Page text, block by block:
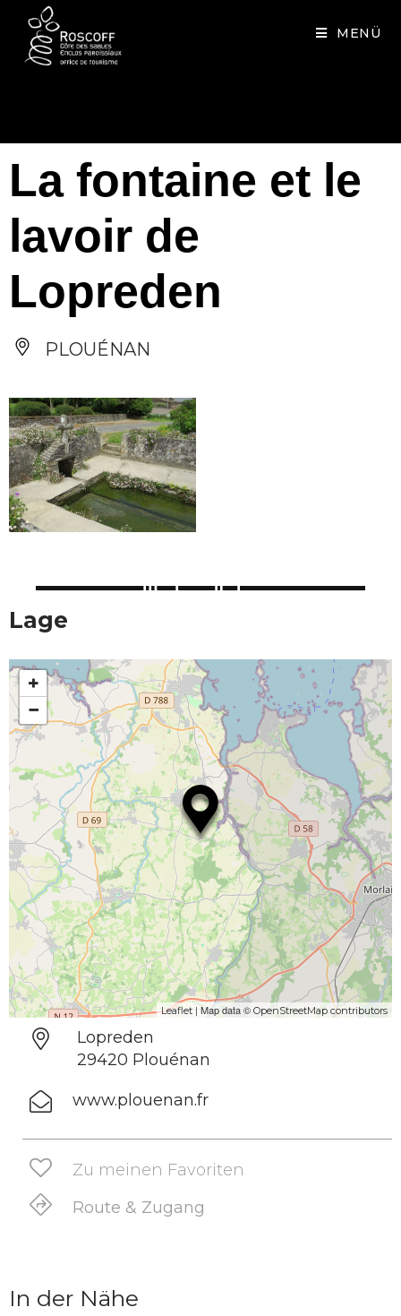
MENÜ
La fontaine et le
lavoir de
Lopreden
PLOUÉNAN
Lage
+
−
Leaflet | Map data © OpenStreetMap contributors
Lopreden
29420 Plouénan
www.plouenan.fr
Zu meinen Favoriten
Route & Zugang
In der Nähe
Cookies management panel